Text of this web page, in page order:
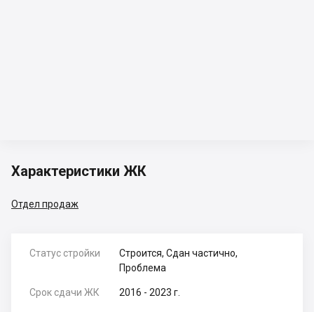
Характеристики ЖК
Отдел продаж
Статус стройки
Строится, Сдан частично,
Проблема
Срок сдачи ЖК 2016 - 2023 г.